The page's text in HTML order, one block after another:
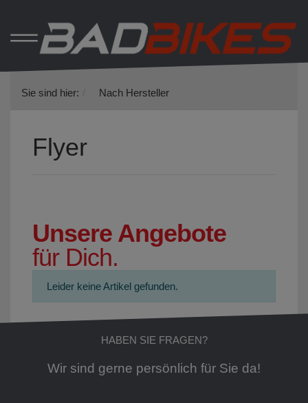
Sie sind hier: Nach Hersteller
Flyer
Unsere Angebote
für Dich.
Leider keine Artikel gefunden.
HABEN SIE FRAGEN?
Wir sind gerne persönlich für Sie da!